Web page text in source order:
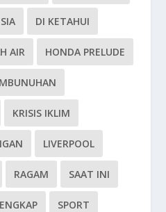
DI KETAHUI
AIR HONDA PRELUDE
KRISIS IKLIM
LIVERPOOL
RAGAM SAAT INI
SPORT